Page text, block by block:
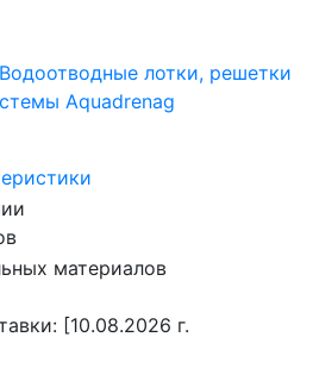
Водоотводные лотки, решетки
Aquadrenag
[10.08.2026 г.